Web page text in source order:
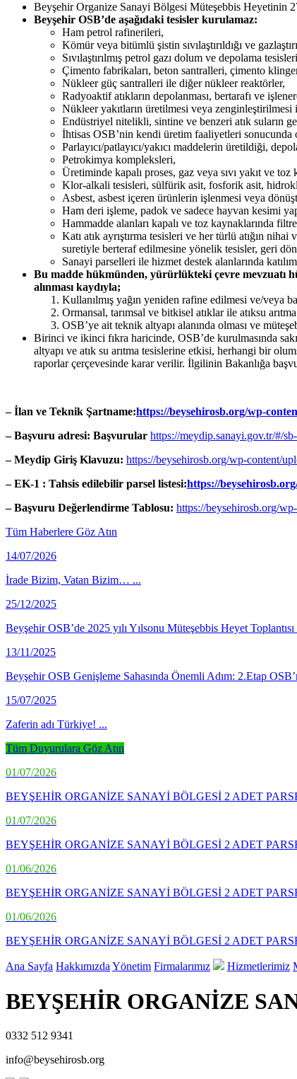
Beyşehir Organize Sanayi Bölgesi Müteşebbis Heyetinin
Beyşehir OSB’de aşağıdaki tesisler kurulamaz:
Ham petrol rafinerileri,
Kömür veya bitümlü şistin sıvılaştırıldığı ve
Sıvılaştırılmış petrol gazı dolum ve depolama
Çimento fabrikaları, beton santralleri, çimento
Nükleer güç santralleri ile diğer nükleer reaktörler,
Radyoaktif atıkların depolanması, bertarafı ve
Nükleer yakıtların üretilmesi veya zenginleştirilmesi
Endüstriyel nitelikli, sintine ve benzeri atık suların
İhtisas OSB’nin kendi üretim faaliyetleri
Parlayıcı/patlayıcı/yakıcı maddelerin üretildiği,
Petrokimya kompleksleri,
Üretiminde kapalı proses, gaz veya sıvı yakıt ve
Klor-alkali tesisleri, sülfürik asit, fosforik asit,
Asbest, asbest içeren ürünlerin işlenmesi veya
Ham deri işleme, padok ve sadece hayvan kesimi
Hammadde alanları kapalı ve toz kaynaklarında
Katı atık ayrıştırma tesisleri ve her türlü atığın
suretiyle berteraf edilmesine yönelik tesisler, geri
Sanayi parselleri ile hizmet destek alanlarında
Bu madde hükmünden, yürürlükteki çevre mevzuatı
alınması kaydıyla;
Kullanılmış yağın yeniden rafine edilmesi ve/veya
Ormansal, tarımsal ve bitkisel atıklar ile atıksu
OSB’ye ait teknik altyapı alanında olması ve
Birinci ve ikinci fıkra haricinde, OSB’de kurulmasında
altyapı ve atık su arıtma tesislerine etkisi, herhangi bir
raporlar çerçevesinde karar verilir. İlgilinin Bakanlığa
– İlan ve Teknik Şartname:https://beysehirosb.org/wp-
– Başvuru adresi: Başvurular https://meydip.sanayi.gov.tr/#/
– Meydip Giriş Klavuzu: https://beysehirosb.org/wp-content/
– EK-1 : Tahsis edilebilir parsel listesi:https://
– Başvuru Değerlendirme Tablosu: https://beysehirosb.org/
Tüm Haberlere Göz Atın
14/07/2026
İrade Bizim, Vatan Bizim… ...
25/12/2025
Beyşehir OSB’de 2025 yılı Yılsonu Müteşebbis Heyet
13/11/2025
Beyşehir OSB Genişleme Sahasında Önemli Adım: 2.Etap
15/07/2025
Zaferin adı Türkiye! ...
Tüm Duyurulara Göz Atın
01/07/2026
BEYŞEHİR ORGANİZE SANAYİ BÖLGESİ 2 ADET
01/07/2026
BEYŞEHİR ORGANİZE SANAYİ BÖLGESİ 2 ADET
01/06/2026
BEYŞEHİR ORGANİZE SANAYİ BÖLGESİ 2 ADET
01/06/2026
BEYŞEHİR ORGANİZE SANAYİ BÖLGESİ 2 ADET
Ana Sayfa HakkımızdaYönetim Firmalarımız Hizmetlerimiz
BEYŞEHİR ORGANİZE
0332 512 9341
info@beysehirosb.org